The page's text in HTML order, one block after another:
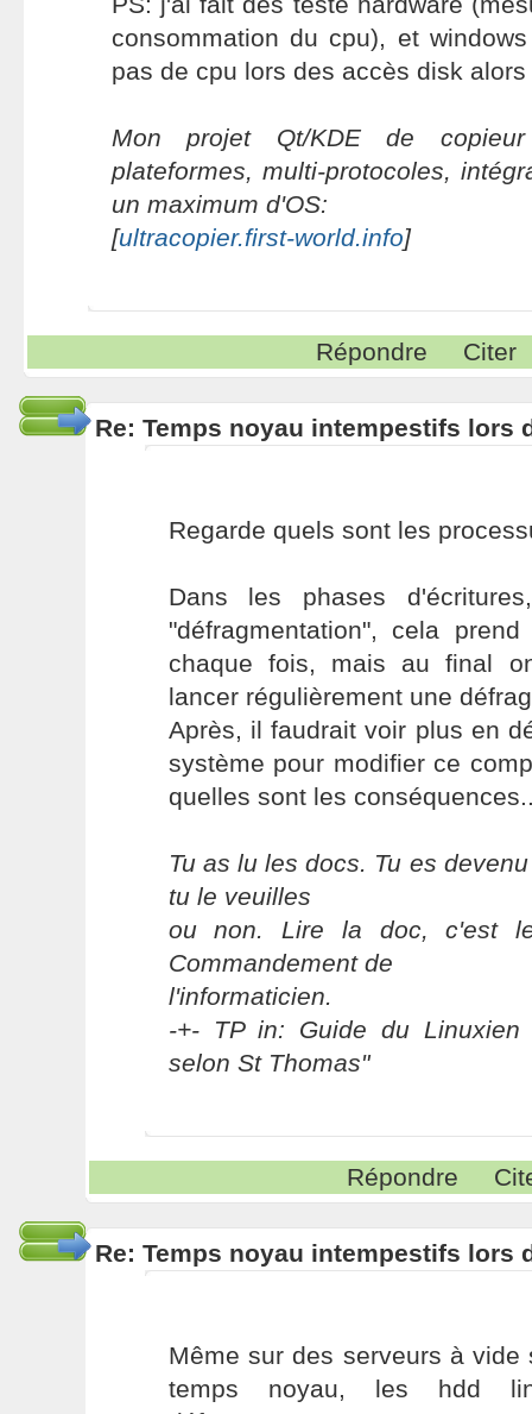
consommation du cpu), et
pas de cpu lors des accès disk
Mon projet Qt/KDE de
plateformes, multi-protocoles,
un maximum d'OS:
[ultracopier.first-world.info]
Répondre Citer
Re: Temps noyau intempestifs lors
Regarde quels sont les
Dans les phases
"défragmentation", cela
chaque fois, mais au final
lancer régulièrement une
Après, il faudrait voir plus en
système pour modifier ce
quelles sont les
Tu as lu les docs. Tu es
tu le veuilles
ou non. Lire la doc, c'est
Commandement de
l'informaticien.
-+- TP in: Guide du Linuxien
selon St Thomas"
Répondre
Re: Temps noyau intempestifs lors
Même sur des serveurs à
temps noyau, les hdd